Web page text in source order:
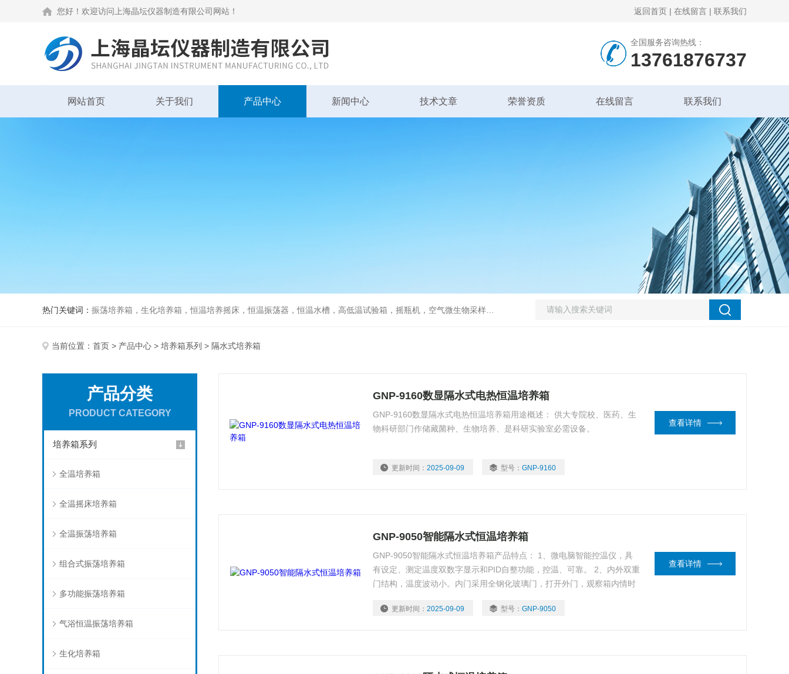
您好！欢迎访问上海晶坛仪器制造有限公司网站！ 返回首页 | 在线留言 | 联系我们
全国服务咨询热线：
13761876737
网站首页 关于我们 产品中心 新闻中心 技术文章 荣誉资质 在线留言 联系我们
热门关键词： 振荡培养箱，生化培养箱，恒温培养摇床，恒温振荡器，恒温水槽，高低温试验箱，摇瓶机，空气微生物采样器，水质采样器
当前位置： 首页 > 产品中心 > 培养箱系列 > 隔水式培养箱
产品分类
PRODUCT CATEGORY
培养箱系列
全温培养箱
全温摇床培养箱
全温振荡培养箱
组合式振荡培养箱
多功能振荡培养箱
气浴恒温振荡培养箱
生化培养箱
GNP-9160数显隔水式电热恒温培养箱
GNP-9160数显隔水式电热恒温培养箱用途概述： 供大专院校、医药、生
物科研部门作储藏菌种、生物培养、是科研实验室必需设备。
更新时间：2025-09-09 型号：GNP-9160
查看详情
GNP-9050智能隔水式恒温培养箱
GNP-9050智能隔水式恒温培养箱产品特点： 1、微电脑智能控温仪，具
有设定、测定温度双数字显示和PID自整功能，控温、可靠。 2、内外双重
门结构，温度波动小。内门采用全钢化玻璃门，打开外门，观察箱内情时
更新时间：2025-09-09 型号：GNP-9050
查看详情